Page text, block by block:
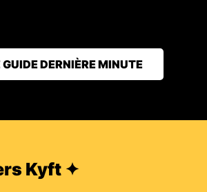
GUIDE DERNIÈRE MINUTE
Kyft ✦